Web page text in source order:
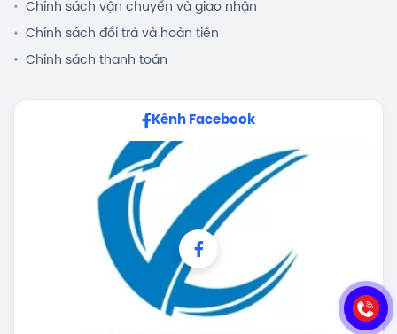
Chính sách vận chuyển và giao nhận
Chính sách đổi trả và hoàn tiền
Chính sách thanh toán
Kênh Facebook